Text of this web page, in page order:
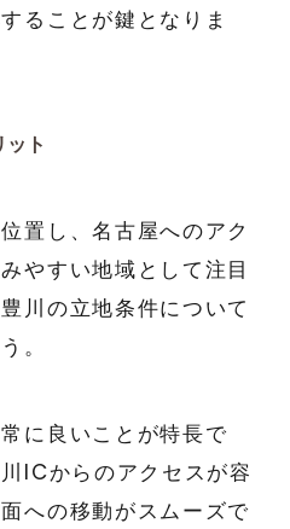
ることが鍵となりま
ト
置し、名古屋へのアク
やすい地域として注目
川の立地条件について
。
に良いことが特長で
ICからのアクセスが容
への移動がスムーズで